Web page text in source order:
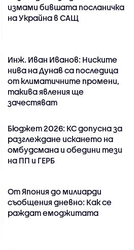
измами бившата посланичка
на Украйна в САЩ
Инж. Иван Иванов: Ниските
нива на Дунав са последица
от климатичните промени,
такива явления ще
зачестяват
Бюджет 2026: КС допусна за
разглеждане искането на
омбудсмана и обедини тези
на ПП и ГЕРБ
От Япония до милиарди
съобщения дневно: Как се
раждат емоджитата